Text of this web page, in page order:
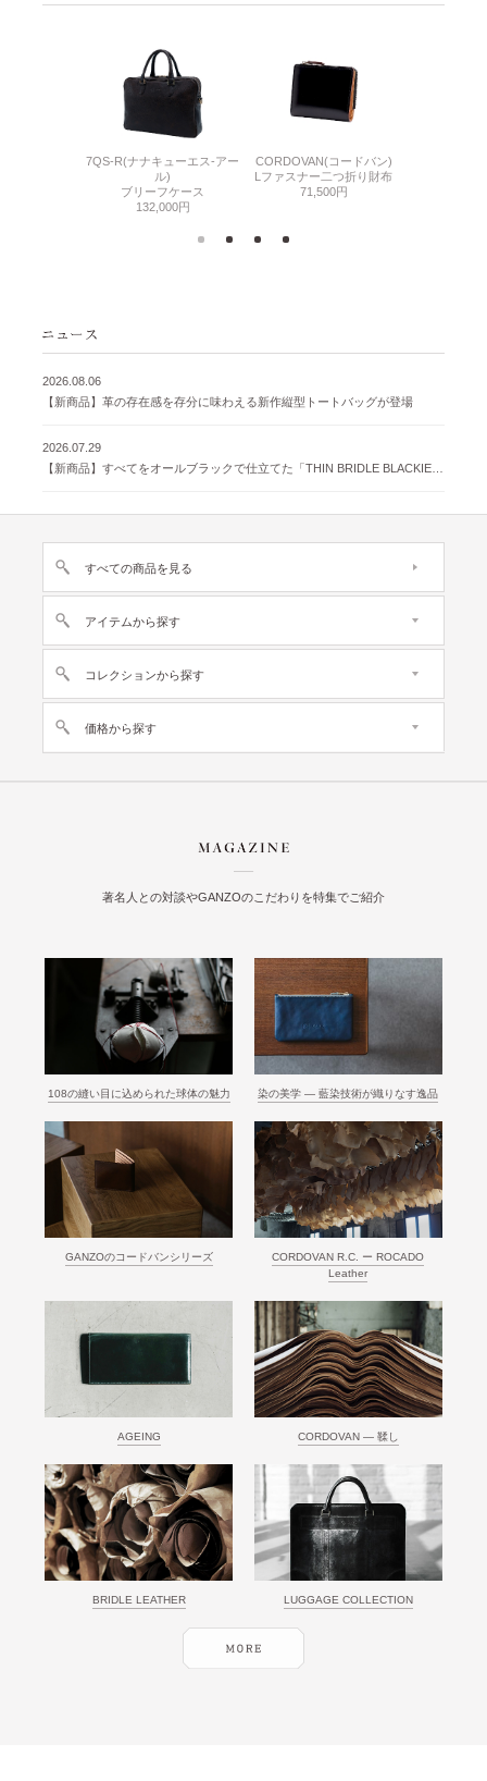
7QS-R(ナナキューエス-アー
ル)
ブリーフケース
132,000円
CORDOVAN(コードバン)
Lファスナー二つ折り財布
71,500円
2026.08.06
【新商品】革の存在感を存分に味わえる新作縦型トートバッグが登場
2026.07.29
すべての商品を見る
アイテムから探す
コレクションから探す
価格から探す
著名人との対談やGANZOのこだわりを特集でご紹介
108の縫い目に込められた球体の魅力 染の美学 ― 藍染技術が織りなす逸品
GANZOのコードバンシリーズ
CORDOVAN R.C. ー ROCADO
Leather
AGEING CORDOVAN ― 鞣し
BRIDLE LEATHER LUGGAGE COLLECTION